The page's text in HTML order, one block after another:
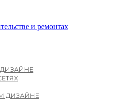
и ремонтах
ДИЗАЙНЕ
ДИЗАЙНЕ